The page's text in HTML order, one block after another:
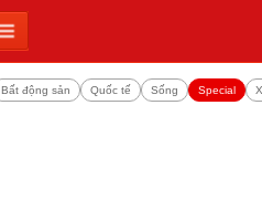
Bất động sản Quốc tế Sống Special